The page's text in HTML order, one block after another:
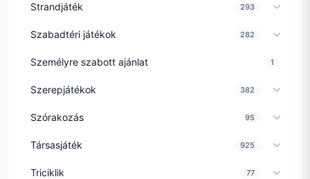
Strandjáték 293
Szabadtéri játékok 282
Személyre szabott ajánlat 1
Szerepjátékok 382
Szórakozás 95
Társasjáték 925
Triciklik 77